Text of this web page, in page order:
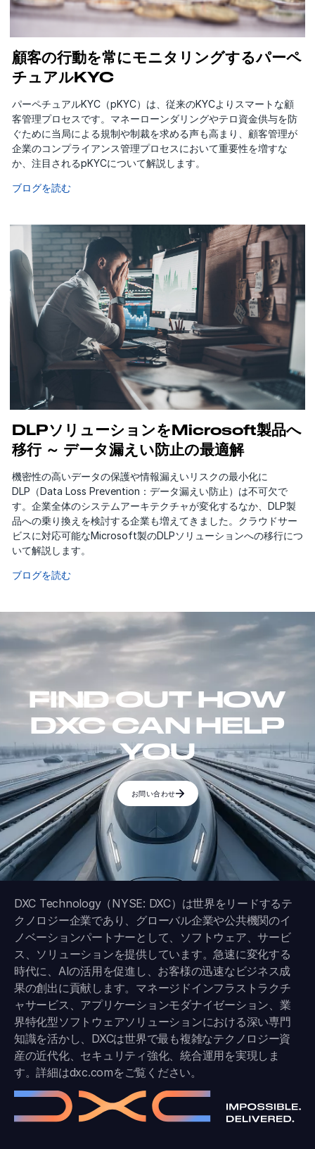
顧客の行動を常にモニタリングするパーペ
チュアルKYC
パーペチュアルKYC（pKYC）は、従来のKYCよりスマートな顧
客管理プロセスです。マネーローンダリングやテロ資金供与を防
ぐために当局による規制や制裁を求める声も高まり、顧客管理が
企業のコンプライアンス管理プロセスにおいて重要性を増すな
か、注目されるpKYCについて解説します。
ブログを読む
DLPソリューションをMicrosoft製品へ
移行 ～ データ漏えい防止の最適解
機密性の高いデータの保護や情報漏えいリスクの最小化に
DLP（Data Loss Prevention：データ漏えい防止）は不可欠で
す。企業全体のシステムアーキテクチャが変化するなか、DLP製
品への乗り換えを検討する企業も増えてきました。クラウドサー
ビスに対応可能なMicrosoft製のDLPソリューションへの移行につ
いて解説します。
ブログを読む
FIND OUT HOW
DXC CAN HELP
YOU
お問い合わせ
DXC Technology（NYSE: DXC）は世界をリードするテ
クノロジー企業であり、グローバル企業や公共機関のイ
ノベーションパートナーとして、ソフトウェア、サービ
ス、ソリューションを提供しています。急速に変化する
時代に、AIの活用を促進し、お客様の迅速なビジネス成
果の創出に貢献します。マネージドインフラストラクチ
ャサービス、アプリケーションモダナイゼーション、業
界特化型ソフトウェアソリューションにおける深い専門
知識を活かし、DXCは世界で最も複雑なテクノロジー資
産の近代化、セキュリティ強化、統合運用を実現しま
す。詳細はdxc.comをご覧ください。